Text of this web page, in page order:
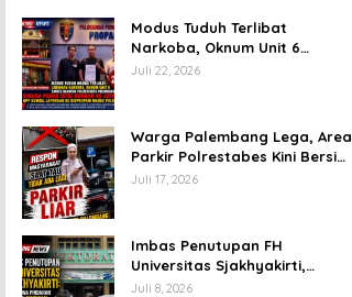
Modus Tuduh Terlibat
Narkoba, Oknum Unit 6
Satres Narkoba Polrestabes
Sumsel Lapor ke Divpropam
Mabes Polri
Juli 22, 2026
Warga Palembang Lega, Area
Parkir Polrestabes Kini Bersih
dari Jukir Liar dan Gratis
Juli 17, 2026
Imbas Penutupan FH
Universitas Sjakhyakirti,
Mahasiswa Pindahan
Juli 8, 2026